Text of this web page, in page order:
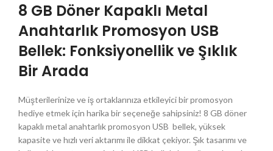
8 GB Döner Kapaklı Metal
Anahtarlık Promosyon USB
Bellek: Fonksiyonellik ve Şıklık
Bir Arada
Müşterilerinize ve iş ortaklarınıza etkileyici bir promosyon
hediye etmek için harika bir seçeneğe sahipsiniz! 8 GB döner
kapaklı metal anahtarlık promosyon USB bellek, yüksek
kapasite ve hızlı veri aktarımı ile dikkat çekiyor. Şık tasarımı ve